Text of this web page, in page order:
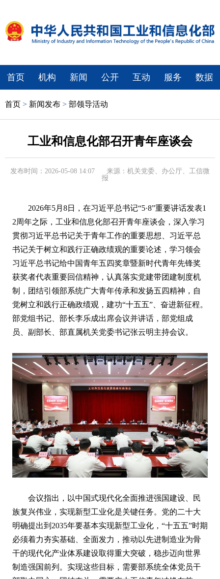
首页 机构 新闻 公开 互动 服务 数据
首页 > 新闻发布 > 部领导活动
工业和信息化部召开青年座谈会
发布时间：2026-05-08 14:07
来源：机关党委、办公厅、工信微
报
2026年5月8日，在习近平总书记“5·8”重要讲话发表1
2周年之际，工业和信息化部召开青年座谈会，深入学习
贯彻习近平总书记关于青年工作的重要思想、习近平总
书记关于树立和践行正确政绩观的重要论述，学习领会
习近平总书记给中国青年五四奖章暨新时代青年先锋奖
获奖者代表重要回信精神，认真落实党建带团建制度机
制，团结引领部系统广大青年传承和发扬五四精神，自
觉树立和践行正确政绩观，建功“十五五”、奋进新征程。
部党组书记、部长李乐成出席会议并讲话，部党组成
员、副部长、部直属机关党委书记张云明主持会议。
会议指出，以中国式现代化全面推进强国建设、民
族复兴伟业，实现新型工业化是关键任务。党的二十大
明确提出到2035年要基本实现新型工业化，“十五五”时期
必须着力夯实基础、全面发力，推动以先进制造业为骨
干的现代化产业体系建设取得重大突破，稳步迈向世界
制造强国前列。实现这些目标，需要部系统全体党员干